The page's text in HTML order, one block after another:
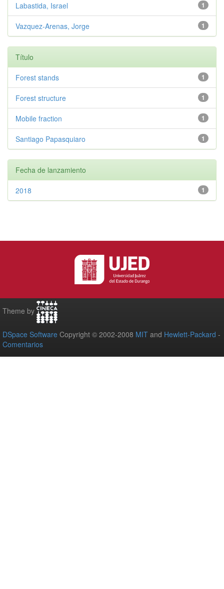
1
Labastida, Israel
1
Vazquez-Arenas, Jorge
Título
1
Forest stands
1
Forest structure
1
Mobile fraction
1
Santiago Papasquiaro
Fecha de lanzamiento
1
2018
Theme by
DSpace Software Copyright © 2002-2008 MIT and Hewlett-Packard -
Comentarios